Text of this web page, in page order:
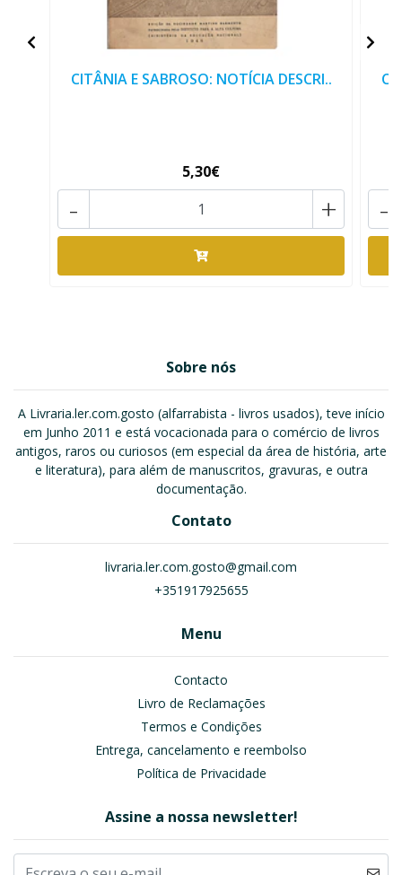
CITÂNIA E SABROSO: NOTÍCIA DESCRI..
5,30€
+
- -
Sobre nós
A Livraria.ler.com.gosto (alfarrabista - livros usados), teve início
em Junho 2011 e está vocacionada para o comércio de livros
antigos, raros ou curiosos (em especial da área de história, arte
e literatura), para além de manuscritos, gravuras, e outra
documentação.
Contato
livraria.ler.com.gosto@gmail.com
+351917925655
Menu
Contacto
Livro de Reclamações
Termos e Condições
Entrega, cancelamento e reembolso
Política de Privacidade
Assine a nossa newsletter!